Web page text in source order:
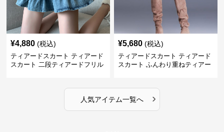
¥4,880 (税込)
ティアードスカート ティアード
スカート 二段ティアードフリル
¥5,680 (税込)
ティアードスカート ティアード
スカート ふんわり重ねティアー
人気アイテム一覧へ ›